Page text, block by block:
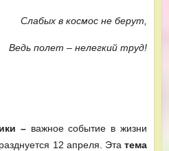
Слабых в космос не берут,
Ведь полет – нелегкий труд!
–важное событие в жизни
12 апреля. Этатема